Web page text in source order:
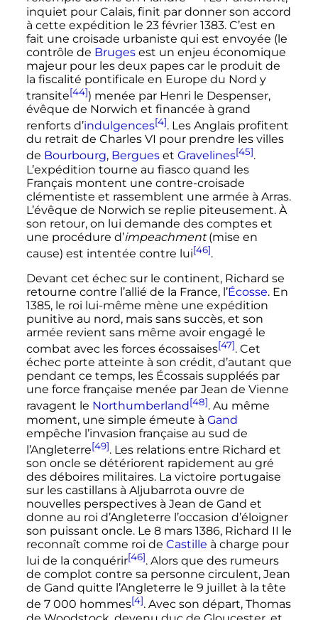
inquiet pour Calais, finit par donner son accord
à cette expédition le 23 février 1383. C’est en
fait une croisade urbaniste qui est envoyée (le
contrôle de Brugesest un enjeu économique
majeur pour les deux papes car le produit de
la fiscalité pontificale en Europe du Nord y
transite[44]) menée par Henri le Despenser,
évêque de Norwich et financée à grand
renforts d’indulgences[4]. Les Anglais profitent
du retrait de Charles VI pour prendre les villes
de Bourbourg, Bergueset Gravelines[45].
L’expédition tourne au fiasco quand les
Français montent une contre-croisade
clémentiste et rassemblent une armée à Arras.
L’évêque de Norwich se replie piteusement. À
son retour, on lui demande des comptes et
une procédure d’impeachment(mise en
cause) est intentée contre lui[46].
Devant cet échec sur le continent, Richard se
retourne contre l’allié de la France, l’Écosse. En
1385, le roi lui-même mène une expédition
punitive au nord, mais sans succès, et son
armée revient sans même avoir engagé le
combat avec les forces écossaises[47]. Cet
échec porte atteinte à son crédit, d’autant que
pendant ce temps, les Écossais suppléés par
une force française menée par Jean de Vienne
ravagent le Northumberland[48]. Au même
moment, une simple émeute à Gand
empêche l’invasion française au sud de
l’Angleterre[49]. Les relations entre Richard et
son oncle se détériorent rapidement au gré
des déboires militaires. La victoire portugaise
sur les castillans à Aljubarrota ouvre de
nouvelles perspectives à Jean de Gand et
donne au roi d’Angleterre l’occasion d’éloigner
son puissant oncle. Le 8 mars 1386, Richard II le
reconnaît comme roi de Castille à charge pour
lui de la conquérir[46]. Alors que des rumeurs
de complot contre sa personne circulent, Jean
de Gand quitte l’Angleterre le 9 juillet à la tête
de 7 000 hommes[4]. Avec son départ, Thomas